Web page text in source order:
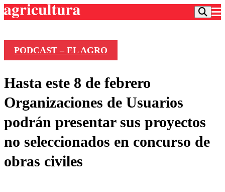
Frecuencias
Agricultura TV
Deportes
Colo Colo
Motor
Otros Deportes
Seleccion Chilena
Entretención
Noticias
Dato Practico
Economía
Vida Social
Publicaciones en medios
PODCAST – EL AGRO
Hasta este 8 de febrero
Organizaciones de Usuarios
podrán presentar sus proyectos
no seleccionados en concurso de
obras civiles